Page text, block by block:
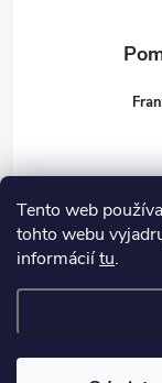
Tento web
tohto webu
informáciítu.
e
Informácie pre